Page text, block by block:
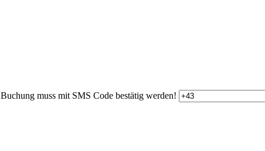
Buchung muss mit SMS Code bestätig werden!